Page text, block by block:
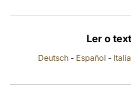
Ler o
Deutsch - Español -